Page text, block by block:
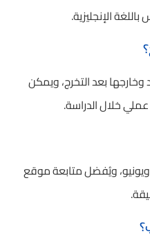
الإنجليزية.
بعد التخرج، ويمكن
عملي خلال الدراسة.
ويونيو، ويُفضل متابعة موقع